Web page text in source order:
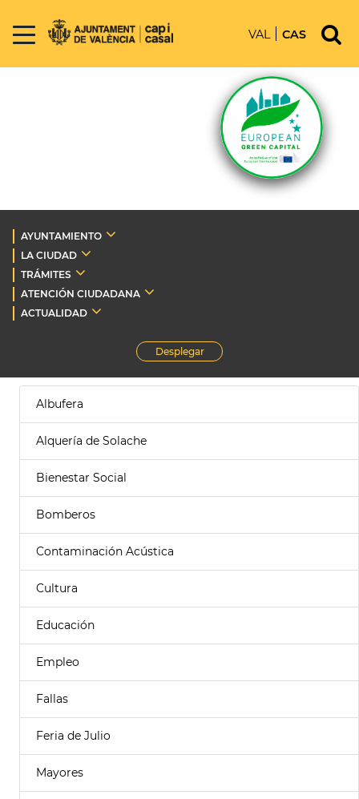
VAL CAS
AYUNTAMIENTO
LA CIUDAD
TRÁMITES
ATENCIÓN CIUDADANA
ACTUALIDAD
Desplegar
Albufera
Alquería de Solache
Bienestar Social
Bomberos
Contaminación Acústica
Cultura
Educación
Empleo
Fallas
Feria de Julio
Mayores